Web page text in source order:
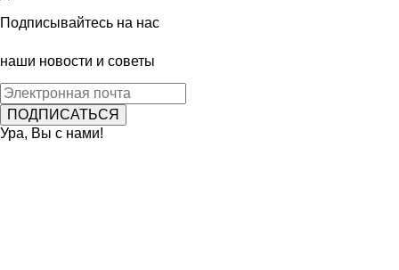
Подписывайтесь на нас
наши новости и советы
Ура, Вы с нами!